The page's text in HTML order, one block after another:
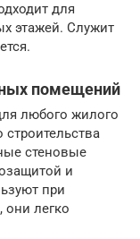
для
этажей. Служит
помещений
любого жилого
стеновые
и
при
легко